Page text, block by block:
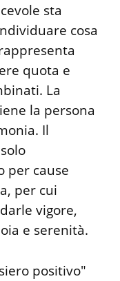
sta
cosa
quota e
La
la persona
Il
per cause
per cui
vigore,
e serenità.
positivo"